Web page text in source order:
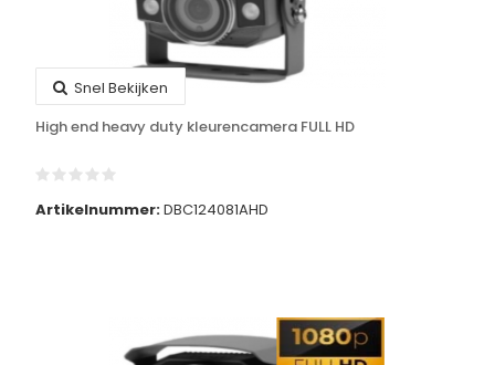
Snel Bekijken
High end heavy duty kleurencamera FULL HD
Artikelnummer:DBC124081AHD